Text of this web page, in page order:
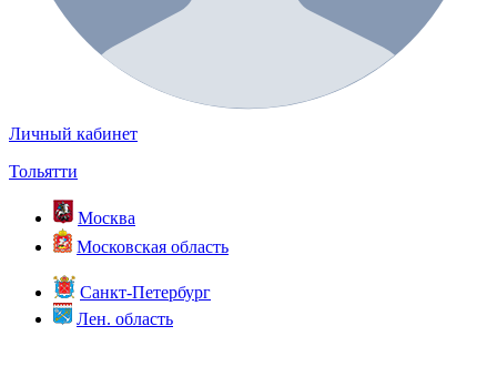
Личный кабинет
Тольятти
Москва
Московская область
Санкт-Петербург
Лен. область